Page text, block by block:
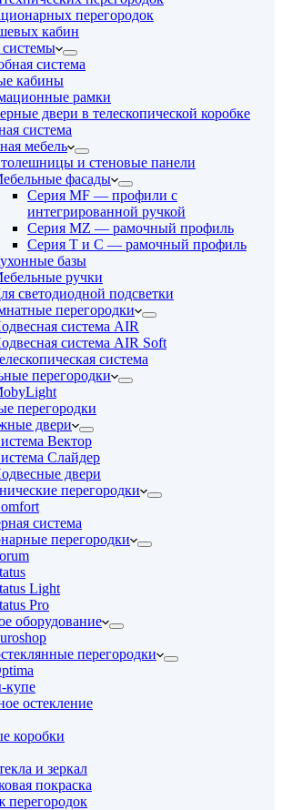
перегородок
кабин
система
кабины
рамки
двери в телескопической коробке
система
мебель
и стеновые панели
фасады
Серия MF — профили с
интегрированной ручкой
Серия MZ — рамочный профиль
Серия T и C — рамочный профиль
базы
ручки
светодиодной подсветки
перегородки
система AIR
система AIR Soft
система
перегородки
перегородки
двери
Вектор
Слайдер
двери
перегородки
система
перегородки
Light
Pro
оборудование
перегородки
остекление
коробки
и зеркал
покраска
перегородок